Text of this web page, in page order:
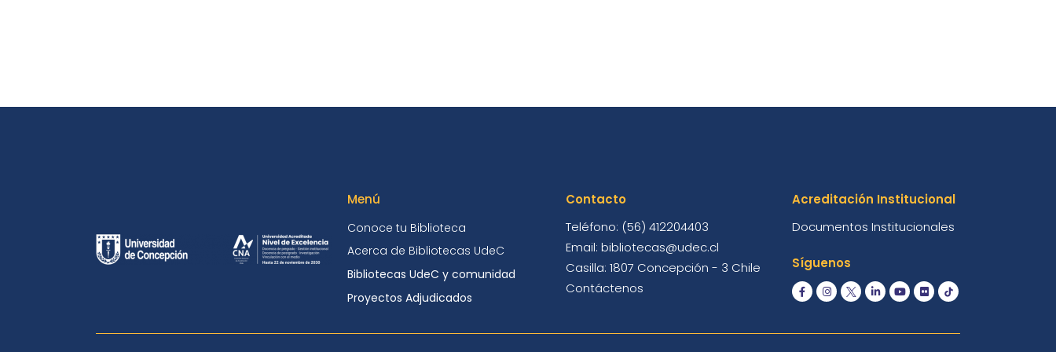
Menú
Conoce tu Biblioteca
Acerca de Bibliotecas UdeC
Bibliotecas UdeC y comunidad
Proyectos Adjudicados
Contacto
Teléfono: (56) 412204403
Email: bibliotecas@udec.cl
Casilla: 1807 Concepción - 3 Chile
Contáctenos
Acreditación Institucional
Documentos Institucionales
Síguenos